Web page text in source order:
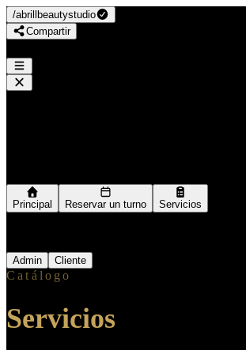
/abrillbeautystudio
Compartir
Principal Reservar un turno Servicios
Admin Cliente
Catálogo
Servicios